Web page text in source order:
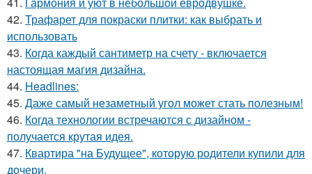
42. Трафарет для покраски плитки: как выбрать и
использовать
43. Когда каждый сантиметр на счету - включается
настоящая магия дизайна.
44. Headlines:
45. Даже самый незаметный угол может стать полезным!
46. Когда технологии встречаются с дизайном -
получается крутая идея.
47. Квартира "на Будущее", которую родители купили для
дочери.